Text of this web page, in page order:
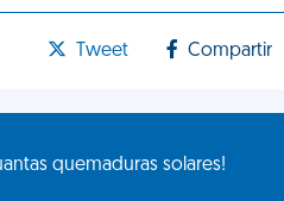
Tweet Compartir
quemaduras solares!